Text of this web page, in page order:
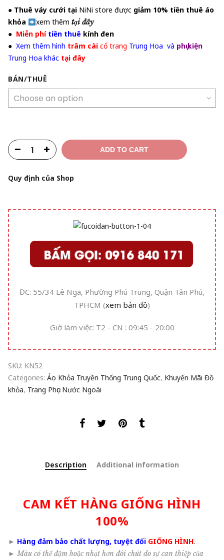
● Thuê váy cưới tại NiNi store được giảm 10% tiền thuê áo
khỏa
xem thêm tại đây
● Miễn phí tiền thuê kính đen
● Xem thêm hình trâm cài cổ trang Trung Hoa và phụ kiện
Trung Hoa khác tại đây
BÁN/THUÊ
ADD TO CART
Quy định của Shop
ĐC: 55/34 Lê Ngã, Phường Phú Trung, Quận Tân Phú,
TPHCM (xem bản đồ)
Giờ làm việc: T2 - CN : 09:45 - 20:00
SKU: KN52
Categories: Áo Khỏa Truyền Thống Trung Quốc, Khuyến Mãi Đồ
khỏa, Trang Phục Nước Ngoài
Description Additional information
CAM KẾT HÀNG GIỐNG HÌNH
100%
► Hàng đảm bảo chất lượng, tuyệt đối GIỐNG HÌNH.
►Màu có thể đậm hoặc nhạt hơn đôi chút do sự can thiệp của